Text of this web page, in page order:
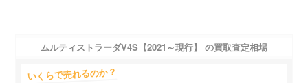
ムルティストラーダV4S【2021～現行】 の買取査定相場
いくらで売れるのか？